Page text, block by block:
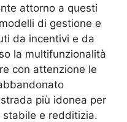
attorno a questi
di gestione e
da incentivi e da
la multifunzionalità
con attenzione le
più idonea per
e redditizia.